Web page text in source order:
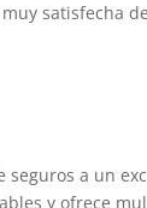
satisfecha
seguros a un
y ofrece